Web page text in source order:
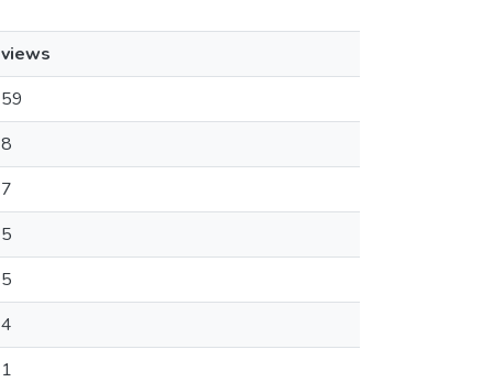
views
59
8
7
5
5
4
1